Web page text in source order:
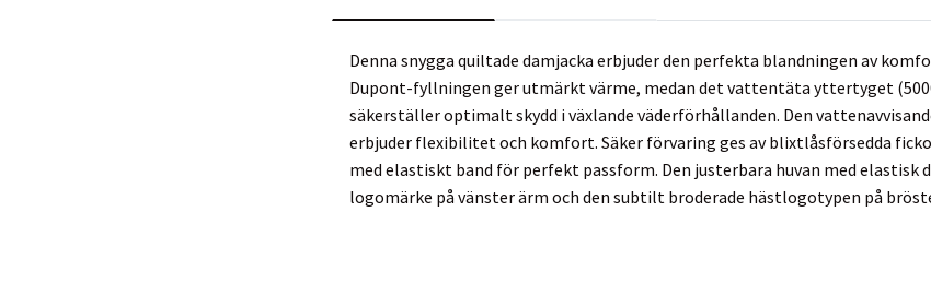
Denna snygga quiltade damjacka erbjuder den perfekta blandningen av
Dupont-fyllningen ger utmärkt värme, medan det vattentäta yttertyget
säkerställer optimalt skydd i växlande väderförhållanden. Den
erbjuder flexibilitet och komfort. Säker förvaring ges av blixtlåsförsedda
med elastiskt band för perfekt passform. Den justerbara huvan med elastisk
logomärke på vänster ärm och den subtilt broderade hästlogotypen på